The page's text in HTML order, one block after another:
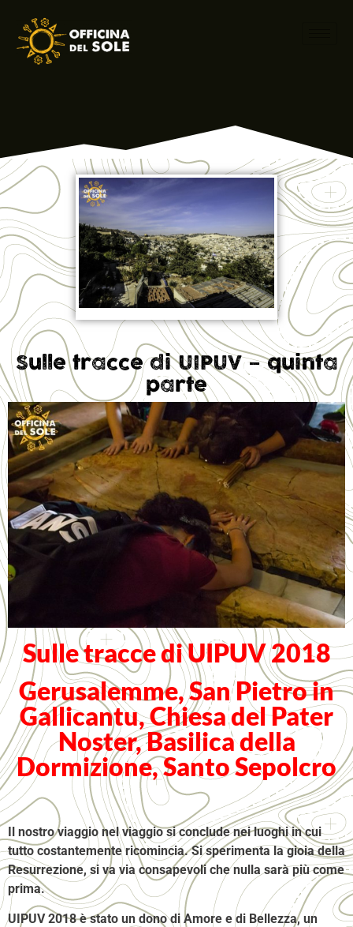
Sulle tracce di UIPUV – quinta
parte
Sulle tracce di UIPUV 2018
Gerusalemme, San Pietro in
Gallicantu, Chiesa del Pater
Noster, Basilica della
Dormizione, Santo Sepolcro
Il nostro viaggio nel viaggio si conclude nei luoghi in cui
tutto costantemente ricomincia. Si sperimenta la gioia della
Resurrezione, si va via consapevoli che nulla sarà più come
prima.
UIPUV 2018 è stato un dono di Amore e di Bellezza, un